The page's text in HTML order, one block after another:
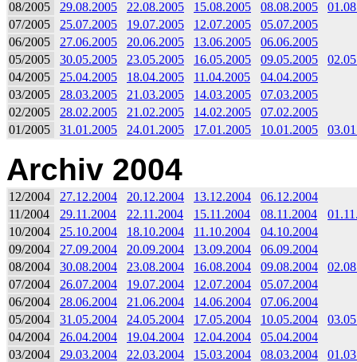
08/2005
29.08.2005 22.08.2005 15.08.2005 08.08.2005
07/2005
25.07.2005 19.07.2005 12.07.2005
05.07.2005
06/2005
27.06.2005 20.06.2005 13.06.2005
06.06.2005
05/2005
30.05.2005 23.05.2005 16.05.2005 09.05.2005
04/2005
25.04.2005 18.04.2005 11.04.2005
04.04.2005
03/2005
28.03.2005 21.03.2005 14.03.2005
07.03.2005
02/2005
28.02.2005 21.02.2005 14.02.2005
07.02.2005
01/2005
31.01.2005 24.01.2005 17.01.2005 10.01.2005
Archiv 2004
12/2004 27.12.2004 20.12.2004 13.12.2004
06.12.2004
11/2004
29.11.2004 22.11.2004 15.11.2004 08.11.2004
10/2004
25.10.2004 18.10.2004 11.10.2004
04.10.2004
09/2004
27.09.2004 20.09.2004 13.09.2004
06.09.2004
08/2004
30.08.2004 23.08.2004 16.08.2004 09.08.2004
07/2004
26.07.2004 19.07.2004 12.07.2004
05.07.2004
06/2004
28.06.2004 21.06.2004 14.06.2004
07.06.2004
05/2004
31.05.2004 24.05.2004 17.05.2004 10.05.2004
04/2004
26.04.2004 19.04.2004 12.04.2004
05.04.2004
03/2004
29.03.2004 22.03.2004 15.03.2004 08.03.2004